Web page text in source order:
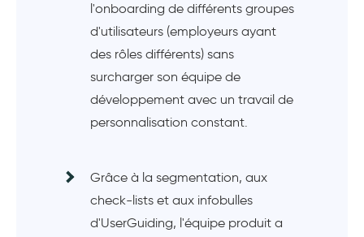
l'onboarding de différents groupes
d'utilisateurs (employeurs ayant
des rôles différents) sans
surcharger son équipe de
développement avec un travail de
personnalisation constant.
Grâce à la segmentation, aux
check-lists et aux infobulles
d'UserGuiding, l'équipe produit a